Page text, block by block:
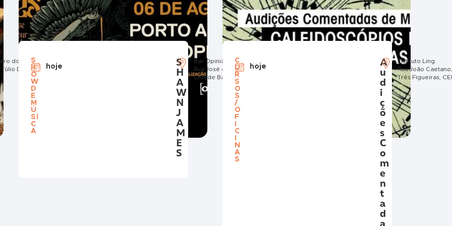
do Bourbon Country
Túlio De Rose, 80 - Jardim Europa
S
H
O
W
D
E
M
Ú
SI
C
A
hoje
S
H
A
W
N
J
A
M
E
S
Bar Opinião
Rua José do Patrocínio, número 834, bairro
Cidade Baixa, CEP 90050-002
C
U
R
S
O
S
/
O
F
C
N
A
S
hoje
A
u
d
i
ç
õ
e
s
C
o
m
e
n
t
a
d
Instituto Ling
Rua João
Três Figueiras,